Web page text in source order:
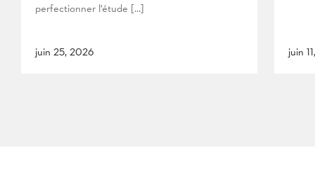
perfectionner l’étude […]
juin 25, 2026 juin